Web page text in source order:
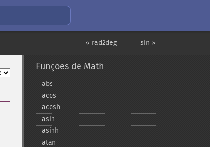
sin »
« rad2deg
Funções de Math
abs
acos
acosh
asin
asinh
atan